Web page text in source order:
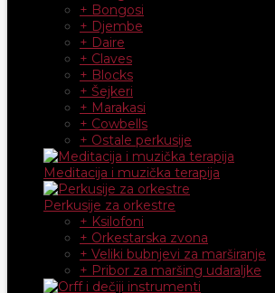
+ Bongosi
+ Djembe
+ Daire
+ Claves
+ Blocks
+ Šejkeri
+ Marakasi
+ Cowbells
+ Ostale perkusije
Meditacija i muzička terapija
Perkusije za orkestre
+ Ksilofoni
+ Orkestarska zvona
+ Veliki bubnjevi za marširanje
+ Pribor za maršing udaraljke